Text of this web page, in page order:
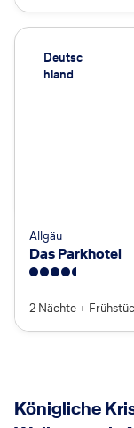
Deutsc
hland
Allgäu
Das Parkhotel
2 Nächte +
Königliche